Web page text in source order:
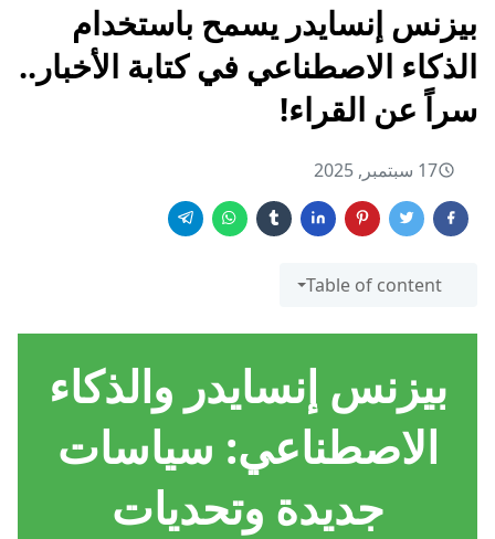
بيزنس إنسايدر يسمح باستخدام
الذكاء الاصطناعي في كتابة الأخبار..
سراً عن القراء!
17 سبتمبر, 2025
Table of content
بيزنس إنسايدر والذكاء
الاصطناعي: سياسات
جديدة وتحديات